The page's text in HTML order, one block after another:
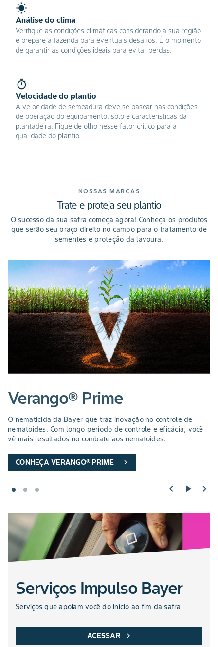
Análise do clima
Verifique as condições climáticas considerando a sua região
e prepare a fazenda para eventuais desafios. É o momento
de garantir as condições ideais para evitar perdas.
Velocidade do plantio
A velocidade de semeadura deve se basear nas condições
de operação do equipamento, solo e características da
plantadeira. Fique de olho nesse fator crítico para a
qualidade do plantio.
NOSSAS MARCAS
Trate e proteja seu plantio
O sucesso da sua safra começa agora! Conheça os produtos
que serão seu braço direito no campo para o tratamento de
sementes e proteção da lavoura.
Slide 1 of 3
chevron_left play_arrow chevron_right
Verango® Prime
O nematicida da Bayer que traz inovação no controle de
nematoides. Com longo período de controle e eficácia, você
vê mais resultados no combate aos nematoides.
CONHEÇA VERANGO® PRIME chevron_right
Serviços Impulso Bayer
Serviços que apoiam você do início ao fim da safra!​
ACESSAR chevron_right